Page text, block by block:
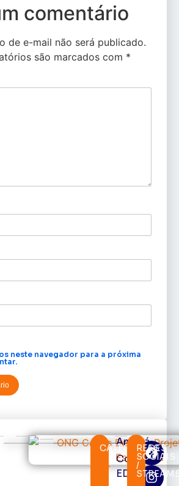
comentário
de e-mail não será publicado.
são marcados com *
neste navegador para a próxima
CATEGORIAS
Amapá
Cortes
EDcast
REDES
SOCIAIS
/